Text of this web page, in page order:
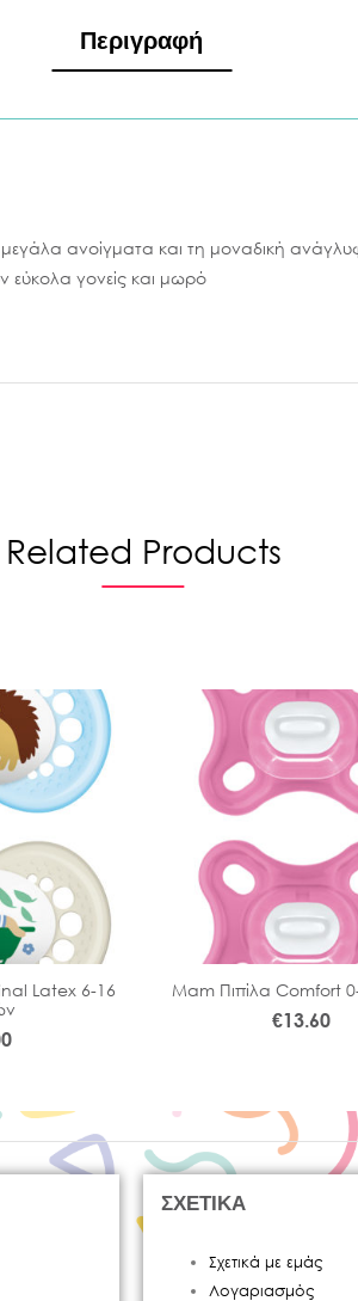
Περιγραφή
ανοίγματα και τη μοναδική
εύκολα γονείς και μωρό
Related Products
Latex 6-16
Μam Πιπίλα Comfort
€13.60
ΣΧΕΤΙΚΑ
Σχετικά με εμάς
Λογαριασμός